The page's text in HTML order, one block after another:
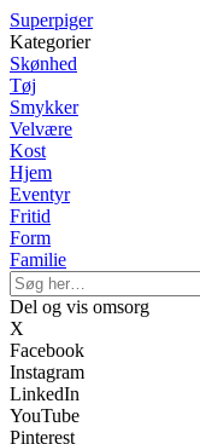
Superpiger
Kategorier
Skønhed
Tøj
Smykker
Velvære
Kost
Hjem
Eventyr
Fritid
Form
Familie
Del og vis omsorg
X
Facebook
Instagram
LinkedIn
YouTube
Pinterest